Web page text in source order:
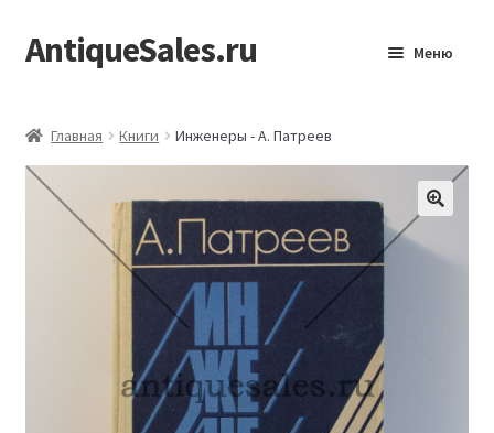
Перейти
к
Перейти
к
AntiqueSales.ru Меню
Главная Книги Инженеры - А. Патреев